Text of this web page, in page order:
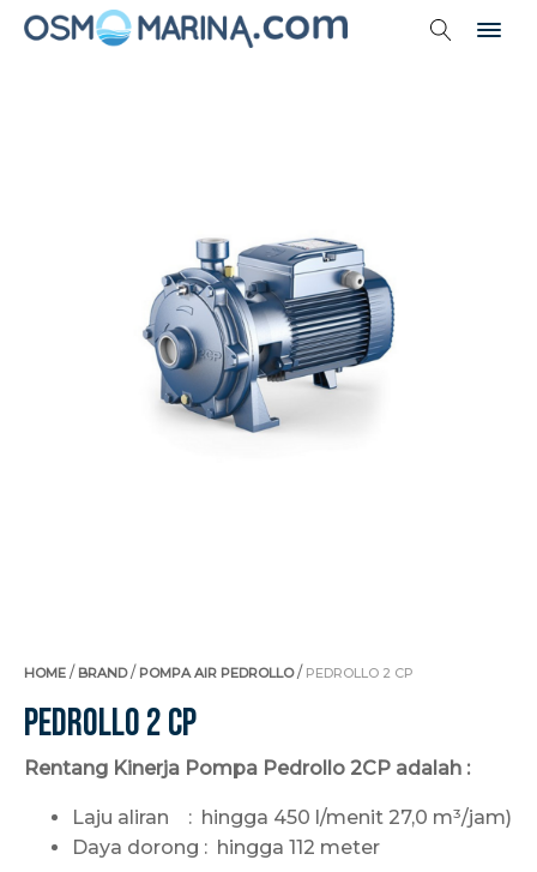
HOME / BRAND/ POMPA AIR PEDROLLO/ PEDROLLO 2 CP
Pedrollo 2 CP
Rentang Kinerja Pompa Pedrollo 2CP adalah :
Laju aliran : hingga 450 l/menit 27,0 m³/jam)
Daya dorong : hingga 112 meter